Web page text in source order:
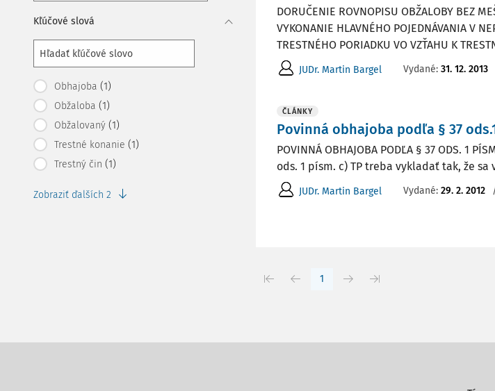
Kľúčové slová
Obhajoba (1)
Obžaloba (1)
Obžalovaný (1)
Trestné konanie (1)
Trestný čin (1)
Zobraziť ďalších 2
DORUČENIE ROVNOPISU OBŽALOBY BEZ
VYKONANIE HLAVNÉHO POJEDNÁVANIA V
TRESTNÉHO PORIADKU VO VZŤAHU K
JUDr. Martin Bargel Vydané: 31. 12. 2013
ČLÁNKY
Povinná obhajoba podľa § 37
POVINNÁ OBHAJOBA PODĽA § 37 ODS. 1
ods. 1 písm. c) TP treba vykladať tak, že
JUDr. Martin Bargel Vydané: 29. 2. 2012
1